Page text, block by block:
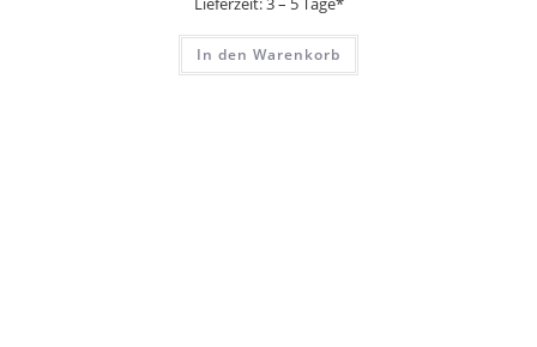
Lieferzeit:3 – 5 Tage*
In den Warenkorb